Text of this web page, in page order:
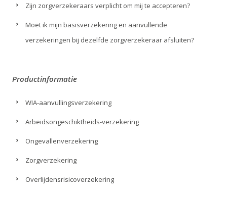
Zijn zorgverzekeraars verplicht om mij te accepteren?
Moet ik mijn basisverzekering en aanvullende
verzekeringen bij dezelfde zorgverzekeraar afsluiten?
Productinformatie
WIA-aanvullingsverzekering
Arbeidsongeschiktheids-verzekering
Ongevallenverzekering
Zorgverzekering
Overlijdensrisicoverzekering